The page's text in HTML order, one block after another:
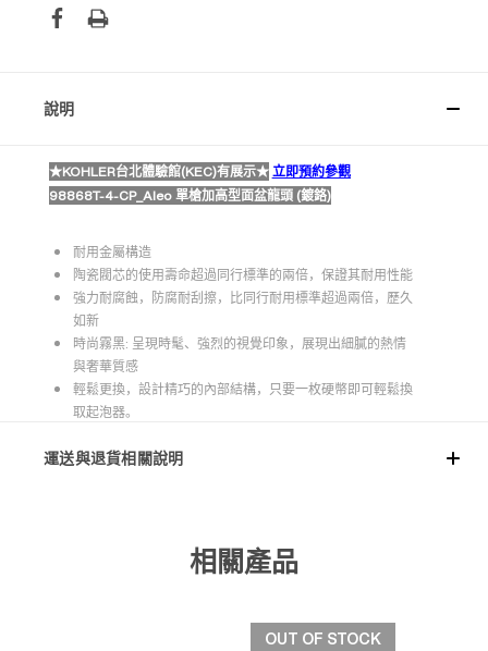
說明
★KOHLER台北體驗館(KEC)有展示★立即預約參觀
98868T-4-CP_Aleo 單槍加高型面盆龍頭 (鍍鉻)
耐用金屬構造
陶瓷閥芯的使用壽命超過同行標準的兩倍，保證其耐用性能
強力耐腐蝕，防腐耐刮擦，比同行耐用標準超過兩倍，歷久
如新
時尚霧黑: 呈現時髦、強烈的視覺印象，展現出細膩的熱情
與奢華質感
輕鬆更換，設計精巧的內部結構，只要一枚硬幣即可輕鬆換
取起泡器。
運送與退貨相關說明
相關產品
OUT OF STOCK